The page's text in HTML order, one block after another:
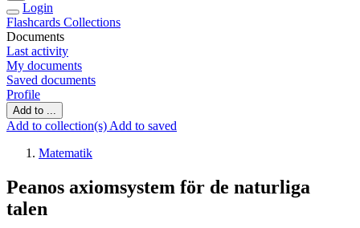
Login
Flashcards Collections
Documents
Last activity
My documents
Saved documents
Profile
Add to ...
Add to collection(s) Add to saved
Matematik
Peanos axiomsystem för de naturliga
talen